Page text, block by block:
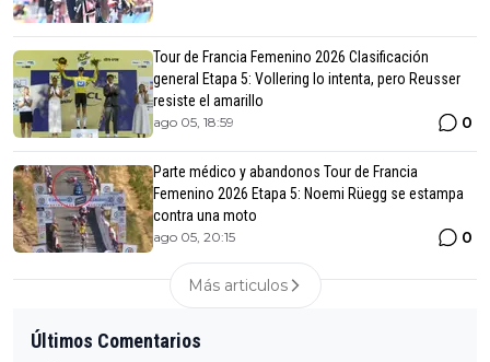
Tour de Francia Femenino 2026 Clasificación
general Etapa 5: Vollering lo intenta, pero Reusser
resiste el amarillo
ago 05, 18:59 0
Parte médico y abandonos Tour de Francia
Femenino 2026 Etapa 5: Noemi Rüegg se estampa
contra una moto
ago 05, 20:15 0
Más articulos
Últimos Comentarios